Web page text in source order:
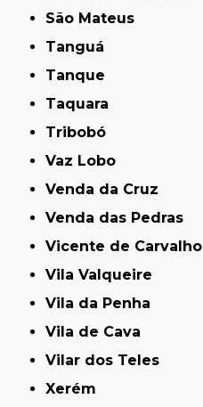
São Mateus
Tanguá
Tanque
Taquara
Tribobó
Vaz Lobo
Venda da Cruz
Venda das Pedras
Vicente de Carvalho
Vila Valqueire
Vila da Penha
Vila de Cava
Vilar dos Teles
Xerém